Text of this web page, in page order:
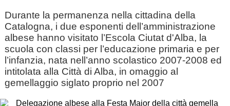
Durante la permanenza nella cittadina della
Catalogna, i due esponenti dell’amministrazione
albese hanno visitato l’Escola Ciutat d'Alba, la
scuola con classi per l’educazione primaria e per
l’infanzia, nata nell’anno scolastico 2007-2008 ed
intitolata alla Città di Alba, in omaggio al
gemellaggio siglato proprio nel 2007